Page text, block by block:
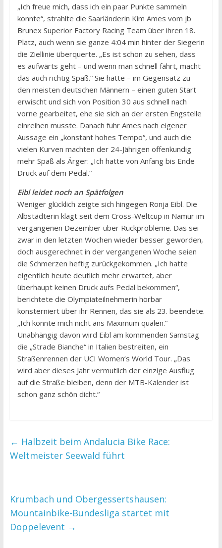
„Ich freue mich, dass ich ein paar Punkte sammeln
konnte“, strahlte die Saarländerin Kim Ames vom jb
Brunex Superior Factory Racing Team über ihren 18.
Platz, auch wenn sie ganze 4:04 min hinter der Siegerin
die Ziellinie überquerte. „Es ist schön zu sehen, dass
es aufwärts geht – und wenn man schnell fährt, macht
das auch richtig Spaß.“ Sie hatte – im Gegensatz zu
den meisten deutschen Männern – einen guten Start
erwischt und sich von Position 30 aus schnell nach
vorne gearbeitet, ehe sie sich an der ersten Engstelle
einreihen musste. Danach fuhr Ames nach eigener
Aussage ein „konstant hohes Tempo“, und auch die
vielen Kurven machten der 24-Jährigen offenkundig
mehr Spaß als Ärger: „Ich hatte von Anfang bis Ende
Druck auf dem Pedal.“
Eibl leidet noch an Spätfolgen
Weniger glücklich zeigte sich hingegen Ronja Eibl. Die
Albstädterin klagt seit dem Cross-Weltcup in Namur im
vergangenen Dezember über Rückprobleme. Das sei
zwar in den letzten Wochen wieder besser geworden,
doch ausgerechnet in der vergangenen Woche seien
die Schmerzen heftig zurückgekommen. „Ich hatte
eigentlich heute deutlich mehr erwartet, aber
überhaupt keinen Druck aufs Pedal bekommen“,
berichtete die Olympiateilnehmerin hörbar
konsterniert über ihr Rennen, das sie als 23. beendete.
„Ich konnte mich nicht ans Maximum quälen.“
Unabhängig davon wird Eibl am kommenden Samstag
die „Strade Bianche“ in Italien bestreiten, ein
Straßenrennen der UCI Women’s World Tour. „Das
wird aber dieses Jahr vermutlich der einzige Ausflug
auf die Straße bleiben, denn der MTB-Kalender ist
schon ganz schön dicht.“
← Halbzeit beim Andalucia Bike Race:
Weltmeister Seewald führt
Krumbach und Obergessertshausen:
Mountainbike-Bundesliga startet mit
Doppelevent →